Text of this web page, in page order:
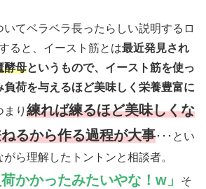
いてベラベラ長ったらしい説明するロ
ると、イースト筋とは最近発見され
酵母というもので、イースト筋を使っ
負荷を与えるほど美味しく栄養豊富に
まり 練れば練るほど美味しくな
るから作る過程が大事･･･とい
ら理解したトントンと相談者。
かかったみたいやな！w」
そ